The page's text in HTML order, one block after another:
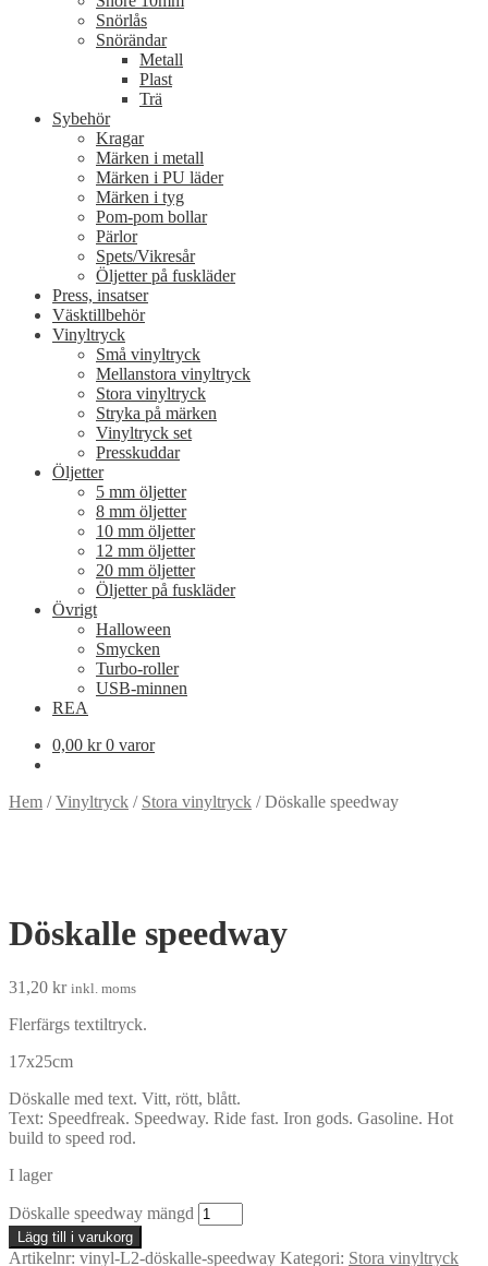
Snörlås
Snörändar
Metall
Plast
Trä
Sybehör
Kragar
Märken i metall
Märken i PU läder
Märken i tyg
Pom-pom bollar
Pärlor
Spets/Vikresår
Öljetter på fuskläder
Press, insatser
Väsktillbehör
Vinyltryck
Små vinyltryck
Mellanstora vinyltryck
Stora vinyltryck
Stryka på märken
Vinyltryck set
Presskuddar
Öljetter
5 mm öljetter
8 mm öljetter
10 mm öljetter
12 mm öljetter
20 mm öljetter
Öljetter på fuskläder
Övrigt
Halloween
Smycken
Turbo-roller
USB-minnen
REA
0,00 kr 0 varor
Hem /Vinyltryck / Stora vinyltryck /Döskalle speedway
Döskalle speedway
31,20 kr inkl. moms
Flerfärgs textiltryck.
17x25cm
Döskalle med text. Vitt, rött, blått.
Text: Speedfreak. Speedway. Ride fast. Iron gods. Gasoline. Hot
build to speed rod.
I lager
Döskalle speedway mängd
Lägg till i varukorg
Artikelnr: vinyl-L2-döskalle-speedway Kategori: Stora vinyltryck